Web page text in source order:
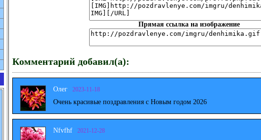
Прямая ссылка на изображение
Комментарий добавил(а):
Олег 2023-11-18
Очень красивые поздравления с Новым годом 2026
Nfvfhf 2021-12-28